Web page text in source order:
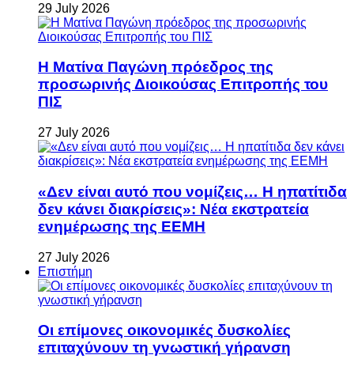
29 July 2026
Η Ματίνα Παγώνη πρόεδρος της
προσωρινής Διοικούσας Επιτροπής του
ΠΙΣ
27 July 2026
«Δεν είναι αυτό που νομίζεις… Η ηπατίτιδα
δεν κάνει διακρίσεις»: Νέα εκστρατεία
ενημέρωσης της ΕΕΜΗ
27 July 2026
Επιστήμη
Οι επίμονες οικονομικές δυσκολίες
επιταχύνουν τη γνωστική γήρανση